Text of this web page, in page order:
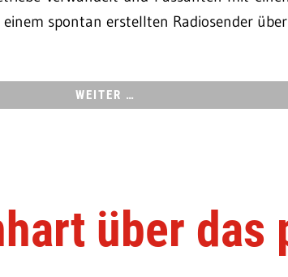
spontan erstellten Radiosender
WEITER …
über das